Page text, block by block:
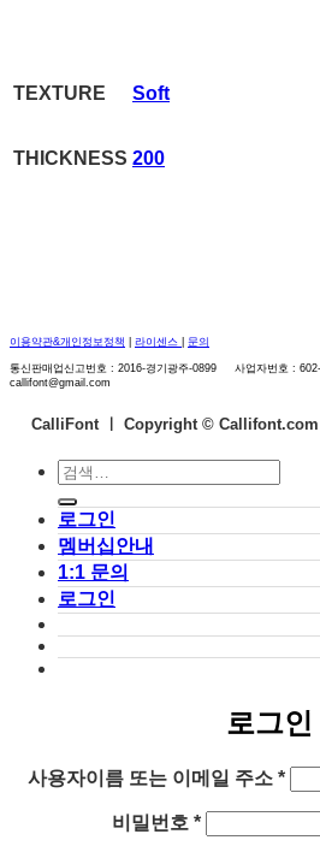
TEXTURE Soft
THICKNESS 200
이용약관&개인정보정책 라이센스 문의
통신판매업신고번호 : 2016-경기광주-0899 사업자번호 :
callifont@gmail.com
CalliFont ㅣ Copyright ©
검
색:
로그인
멤버십안내
1:1 문의
로그인
로그인
사용자이름 또는 이메일 주소 *필
비밀번호 *필